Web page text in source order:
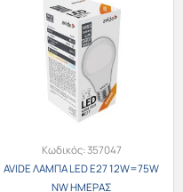
Κωδικός:357047
AVIDE ΛΑΜΠΑ LED E27 12W=75W
NW ΗΜΕΡΑΣ